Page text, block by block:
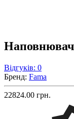
Відгуків: 0
Бренд: Fama
22824.00 грн.